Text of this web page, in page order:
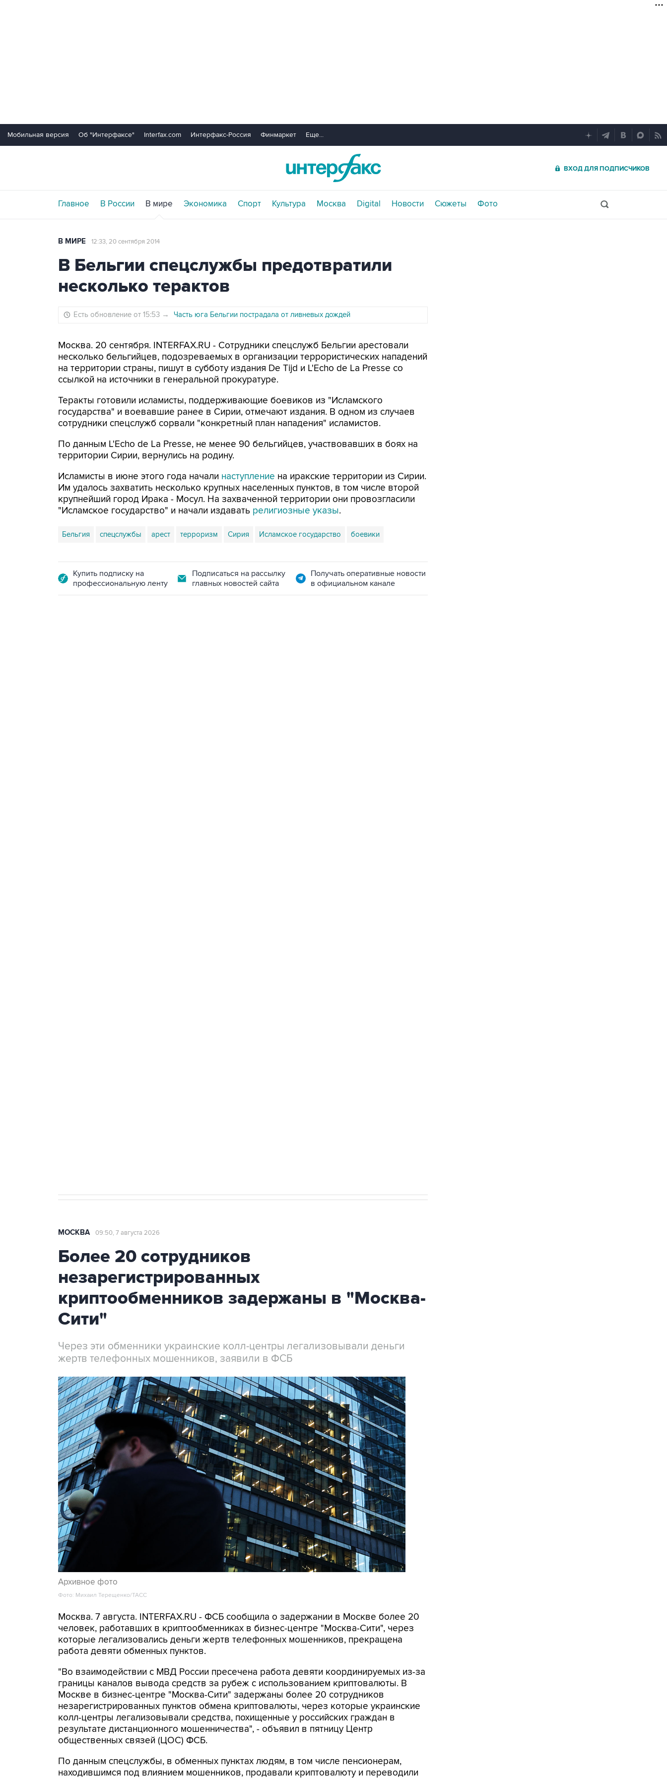
Мобильная версия Об "Интерфаксе" Interfax.com Интерфакс-Россия Финмаркет Еще...
ВХОД ДЛЯ ПОДПИСЧИКОВ
Главное В России В мире Экономика Спорт Культура Москва Digital Новости Сюжеты Фото
В МИРЕ 12:33, 20 сентября 2014
В Бельгии спецслужбы предотвратили
несколько терактов
Есть обновление от 15:53 → Часть юга Бельгии пострадала от ливневых дождей
Москва. 20 сентября. INTERFAX.RU - Сотрудники спецслужб Бельгии арестовали
несколько бельгийцев, подозреваемых в организации террористических нападений
на территории страны, пишут в субботу издания De Tijd и L'Echo de La Presse со
ссылкой на источники в генеральной прокуратуре.
Теракты готовили исламисты, поддерживающие боевиков из "Исламского
государства" и воевавшие ранее в Сирии, отмечают издания. В одном из случаев
сотрудники спецслужб сорвали "конкретный план нападения" исламистов.
По данным L'Echo de La Presse, не менее 90 бельгийцев, участвовавших в боях на
территории Сирии, вернулись на родину.
Исламисты в июне этого года начали наступление на иракские территории из Сирии.
Им удалось захватить несколько крупных населенных пунктов, в том числе второй
крупнейший город Ирака - Мосул. На захваченной территории они провозгласили
"Исламское государство" и начали издавать религиозные указы.
Бельгия спецслужбы арест терроризм Сирия Исламское государство боевики
Купить подписку на
профессиональную ленту
Подписаться на рассылку
главных новостей сайта
Получать оперативные новости
в официальном канале
МОСКВА 09:50, 7 августа 2026
Более 20 сотрудников
незарегистрированных
криптообменников задержаны в "Москва-
Сити"
Через эти обменники украинские колл-центры легализовывали деньги
жертв телефонных мошенников, заявили в ФСБ
Архивное фото
Фото: Михаил Терещенко/ТАСС
Москва. 7 августа. INTERFAX.RU - ФСБ сообщила о задержании в Москве более 20
человек, работавших в криптообменниках в бизнес-центре "Москва-Сити", через
которые легализовались деньги жертв телефонных мошенников, прекращена
работа девяти обменных пунктов.
"Во взаимодействии с МВД России пресечена работа девяти координируемых из-за
границы каналов вывода средств за рубеж с использованием криптовалюты. В
Москве в бизнес-центре "Москва-Сити" задержаны более 20 сотрудников
незарегистрированных пунктов обмена криптовалюты, через которые украинские
колл-центры легализовывали средства, похищенные у российских граждан в
результате дистанционного мошенничества", - объявил в пятницу Центр
общественных связей (ЦОС) ФСБ.
По данным спецслужбы, в обменных пунктах людям, в том числе пенсионерам,
находившимся под влиянием мошенников, продавали криптовалюту и переводили